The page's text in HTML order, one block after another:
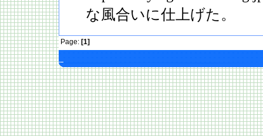
な風合いに仕上げた。
Page: [1]